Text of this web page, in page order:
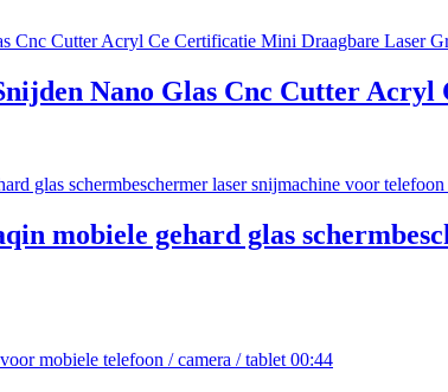
Nano Glas Cnc Cutter
mobiele gehard glas
00:44